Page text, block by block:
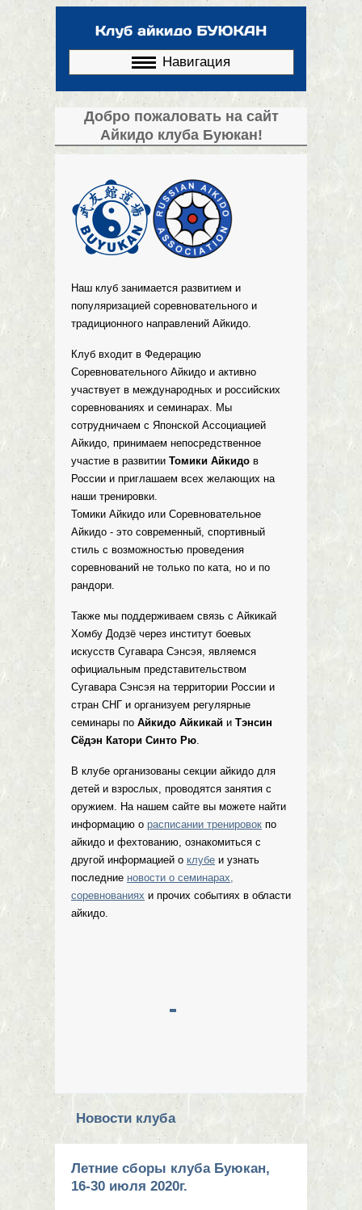
основному
Навигация
Добро пожаловать на сайт
Айкидо клуба Буюкан!
Наш клуб занимается развитием и
популяризацией соревновательного и
традиционного направлений Айкидо.
Клуб входит в Федерацию
Соревновательного Айкидо и активно
участвует в международных и российских
соревнованиях и семинарах. Мы
сотрудничаем с Японской Ассоциацией
Айкидо, принимаем непосредственное
участие в развитии Томики Айкидо в
России и приглашаем всех желающих на
наши тренировки.
Томики Айкидо или Соревновательное
Айкидо - это современный, спортивный
стиль с возможностью проведения
соревнований не только по ката, но и по
рандори.
Также мы поддерживаем связь с Айкикай
Хомбу Додзё через институт боевых
искусств Сугавара Сэнсэя, являемся
официальным представительством
Сугавара Сэнсэя на территории России и
стран СНГ и организуем регулярные
семинары по Айкидо Айкикай и Тэнсин
Сёдэн Катори Синто Рю
В клубе организованы секции айкидо для
детей и взрослых, проводятся занятия с
оружием. На нашем сайте вы можете найти
информацию о расписании тренировок по
айкидо и фехтованию, ознакомиться с
другой информацией о клубе и узнать
последние новости о семинарах,
соревнованиях и прочих событиях в области
айкидо.
Новости клуба
Летние сборы клуба Буюкан,
16-30 июля 2020г.